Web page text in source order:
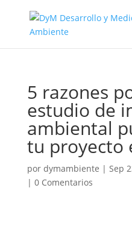
5 razones
estudio de
ambiental
tu proyecto
por dymambiente | Sep
| 0 Comentarios